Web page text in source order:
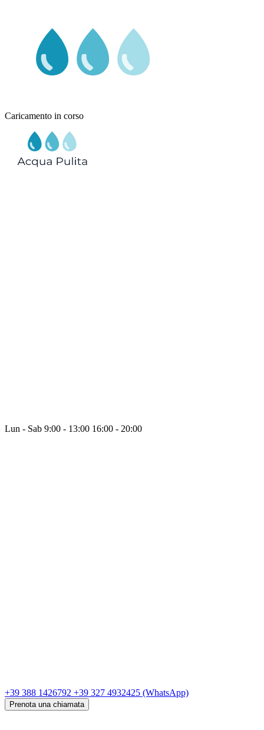
Caricamento in corso
Lun - Sab 9:00 - 13:00 16:00 - 20:00
+39 388 1426792 +39 327 4932425 (WhatsApp)
Prenota una chiamata